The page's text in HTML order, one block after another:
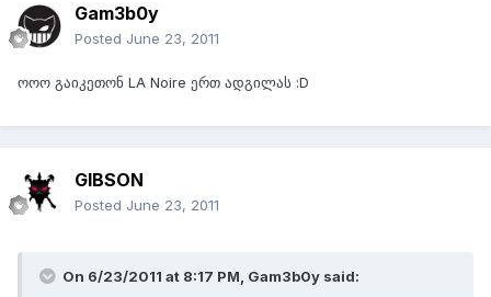
Gam3b0y
Posted June 23, 2011
ოოო გაიკეთონ LA Noire ერთ ადგილას :D
GIBSON
Posted June 23, 2011
On 6/23/2011 at 8:17 PM, Gam3b0y said: